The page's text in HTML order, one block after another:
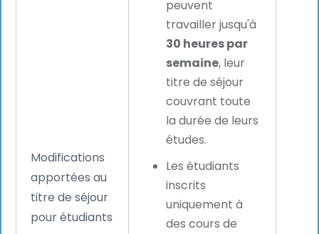
Modifications
apportées au
titre de séjour
pour étudiants
peuvent
travailler jusqu'à
30 heures par
semaine, leur
titre de séjour
couvrant toute
la durée de leurs
études.
Les étudiants
inscrits
uniquement à
des cours de